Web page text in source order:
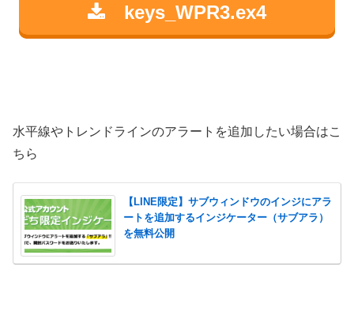
keys_WPR3.ex4
水平線やトレンドラインのアラートを追加したい場合はこ
ちら
【LINE限定】サブウィンドウのインジにアラ
ートを追加するインジケーター（サブアラ）
を無料公開